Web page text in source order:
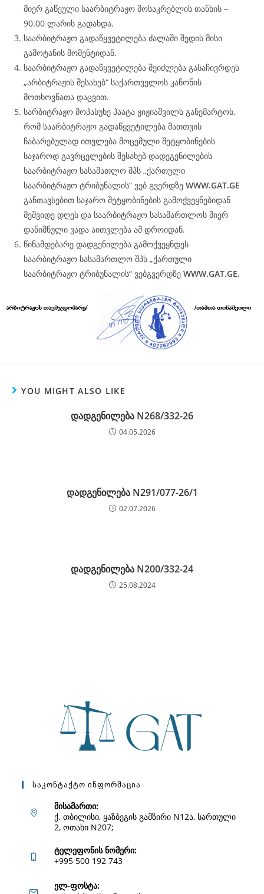
მიერ გაწეული საარბიტრაჟო მოსაკრებლის თანხის –
90.00 ლარის გადახდა.
საარბიტრაჟო გადაწყვეტილება ძალაში შედის მისი
გამოტანის მომენტიდან.
საარბიტრაჟო გადაწყვეტილება შეიძლება გასაჩივრდეს
„არბიტრაჟის შესახებ“ საქართველოს კანონის
მოთხოვნათა დაცვით.
სარბიტრაჟო მოპასუხე პაატა ჟიჟიაშვილს განემარტოს,
რომ საარბიტრაჟო გადაწყვეტილება მათთვის
ჩაბარებულად ითვლება მოცემული შეტყობინების
საჯაროდ გავრცელების შესახებ დადეგენილების
საარბიტრაჟო სასამათლო შპს „ქართული
საარბიტრაჟო ტრიბუნალის“ ვებ გვერდზე WWW.GAT.GE
განთავსებით საჯარო შეტყობინების გამოქვეყნებიდან
მეშვიდე დღეს და საარბიტრაჟო სასამართლოს მიერ
დანიშნული ვადა აითვლება ამ დროიდან.
წინამდებარე დადგენილება გამოქვეყნდეს
საარბიტრაჟო სასამართლო შპს „ქართული
საარბიტრაჟო ტრიბუნალის“ ვებგვერდზე WWW.GAT.GE.
YOU MIGHT ALSO LIKE
დადგენილება N268/332-26
04.05.2026
დადგენილება N291/077-26/1
02.07.2026
დადგენილება N200/332-24
25.08.2024
Საკონტაქტო Ინფორმაცია
მისამართი:
ქ. თბილისი, ყაზბეგის გამზირი N12ა, სართული
2, ოთახი N207;
ტელეფონის ნომერი:
+995 500 192 743
ელ-ფოსტა: